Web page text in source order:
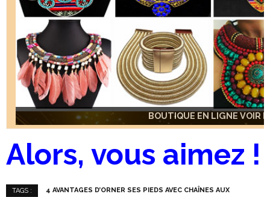
BOUTIQUE EN LIGNE VOIR
BOUTIQUE EN LIGNE VOIR
BOUTIQUE EN LIGNE VOIR
Alors, vous aimez !
TAGS :
4 AVANTAGES D’ORNER SES PIEDS AVEC CHAÎNES AUX